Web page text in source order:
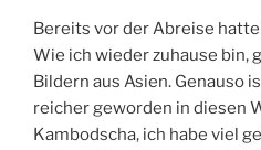
Bereits vor der Abreise
Wie ich wieder zuhause bin,
Bildern aus Asien. Genauso
reicher geworden in diesen
Kambodscha, ich habe viel